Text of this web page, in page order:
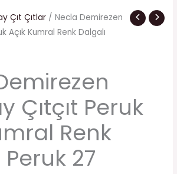
Çıt Çıtlar / Necla Demirezen
Açık Kumral Renk Dalgalı
Çıtçıt Peruk
Renk
27